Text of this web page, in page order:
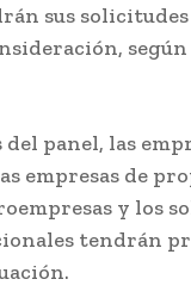
sus
panel, las
empresas de
y los
tendrán